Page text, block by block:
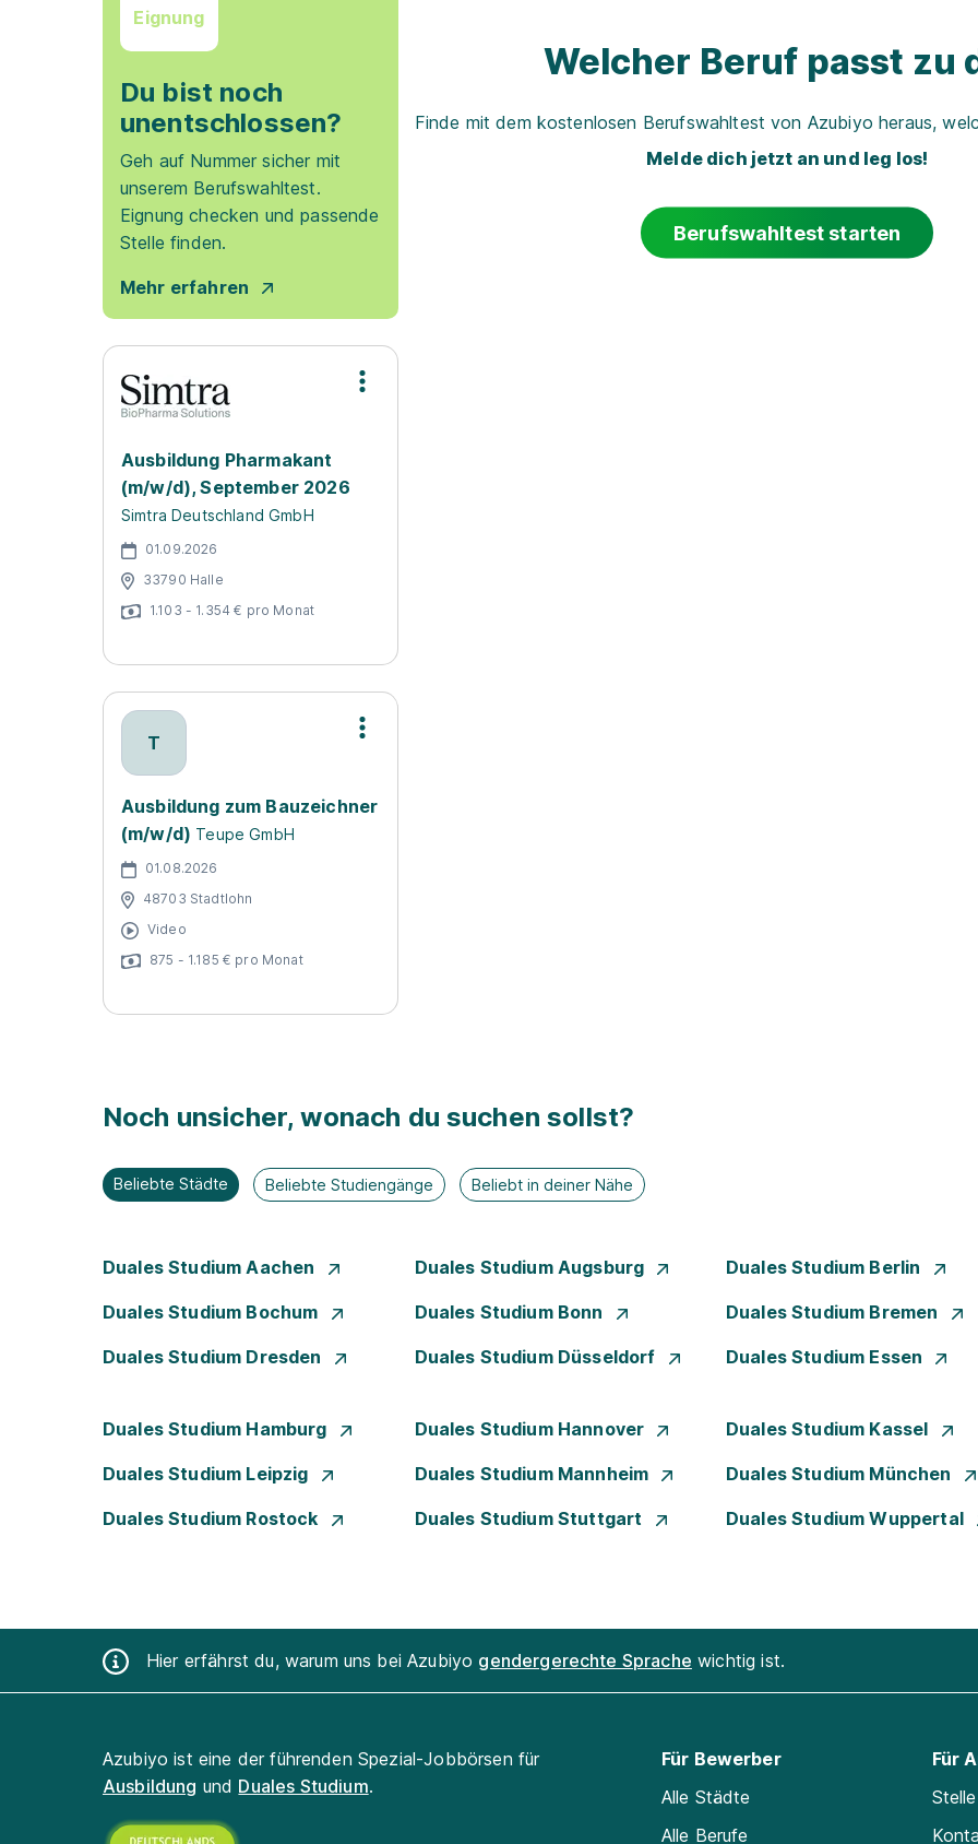
Eignung
Du bist noch
unentschlossen?
Geh auf Nummer sicher mit
unserem Berufswahltest.
Eignung checken und passende
Stelle finden.
Mehr erfahren
Ausbildung Pharmakant
(m/w/d), September 2026
Simtra Deutschland GmbH
01.09.2026
33790 Halle
1.103 - 1.354 € pro Monat
T
Ausbildung zum Bauzeichner
(m/w/d) Teupe GmbH
01.08.2026
48703 Stadtlohn
Video
875 - 1.185 € pro Monat
Welcher Beruf passt zu
Finde mit dem kostenlosen Berufswahltest von Azubiyo heraus,
Melde dich jetzt an und leg los!
Berufswahltest starten
Noch unsicher, wonach du suchen sollst?
Beliebte Städte Beliebte Studiengänge Beliebt in deiner Nähe
Duales Studium Aachen Duales Studium Augsburg Duales Studium Berlin
Duales Studium Bochum Duales Studium Bonn Duales Studium Bremen
Duales Studium Dresden Duales Studium Düsseldorf Duales Studium Essen
Duales Studium Hamburg Duales Studium Hannover Duales Studium Kassel
Duales Studium Leipzig Duales Studium Mannheim Duales Studium München
Duales Studium Rostock Duales Studium Stuttgart Duales Studium Wuppertal
Hier erfährst du, warum uns bei Azubiyo gendergerechte Sprache wichtig ist.
Azubiyo ist eine der führenden Spezial-Jobbörsen für
Ausbildung und Duales Studium.
Für Bewerber
Alle Städte
Alle Berufe
Für